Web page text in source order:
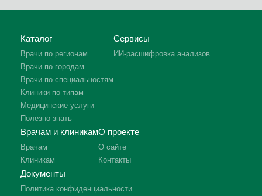
Каталог
Врачи по регионам
Врачи по городам
Врачи по специальностям
Клиники по типам
Медицинские услуги
Полезно знать
Сервисы
ИИ-расшифровка анализов
Врачам и клиникам
Врачам
Клиникам
О проекте
О сайте
Контакты
Документы
Политика конфиденциальности